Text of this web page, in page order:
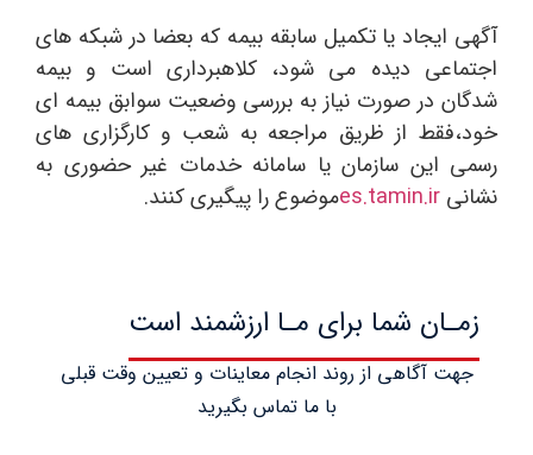
آگهی ایجاد یا تکمیل سابقه بیمه که بعضا در شبکه های
اجتماعی دیده می شود، کلاهبرداری است و بیمه
شدگان در صورت نیاز به بررسی وضعیت سوابق بیمه ای
خود،فقط از ظریق مراجعه به شعب و کارگزاری های
رسمی این سازمان یا سامانه خدمات غیر حضوری به
نشانی es.tamin.irموضوع را پیگیری کنند.
زمـان شما برای مـا ارزشمند است
جهت آگاهی از روند انجام معاینات و تعیین وقت قبلی
با ما تماس بگیرید